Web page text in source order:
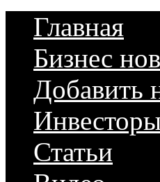
Главная
Бизнес
Добавить
Статьи